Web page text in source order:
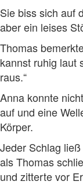
Sie biss sich auf
aber ein leises
Thomas
kannst ruhig laut
raus.“
Anna konnte
auf und eine
Körper.
Jeder Schlag
als Thomas
und zitterte vor